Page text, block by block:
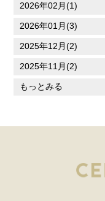
2026年02月(1)
2026年01月(3)
2025年12月(2)
2025年11月(2)
もっとみる